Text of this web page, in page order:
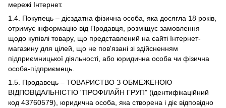
мережі Інтернет.
1.4. Покупець – дієздатна фізична особа, яка досягла 18 років,
отримує інформацію від Продавця, розміщує замовлення
щодо купівлі товару, що представлений на сайті Інтернет-
магазину для цілей, що не пов'язані зі здійсненням
підприємницької діяльності, або юридична особа чи фізична
особа-підприємець.
1.5. Продавець – ТОВАРИСТВО З ОБМЕЖЕНОЮ
ВIДПОВIДАЛЬНIСТЮ "ПРОФІЛАЙН ГРУП" (ідентифікаційний
код 43760579), юридична особа, яка створена і діє відповідно